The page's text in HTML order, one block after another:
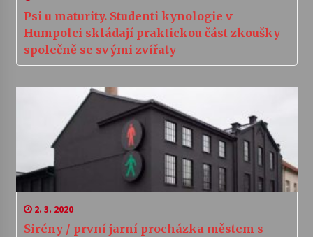
Psi u maturity. Studenti kynologie v
Humpolci skládají praktickou část zkoušky
společně se svými zvířaty
2. 3. 2020
Sirény / první jarní procházka městem s